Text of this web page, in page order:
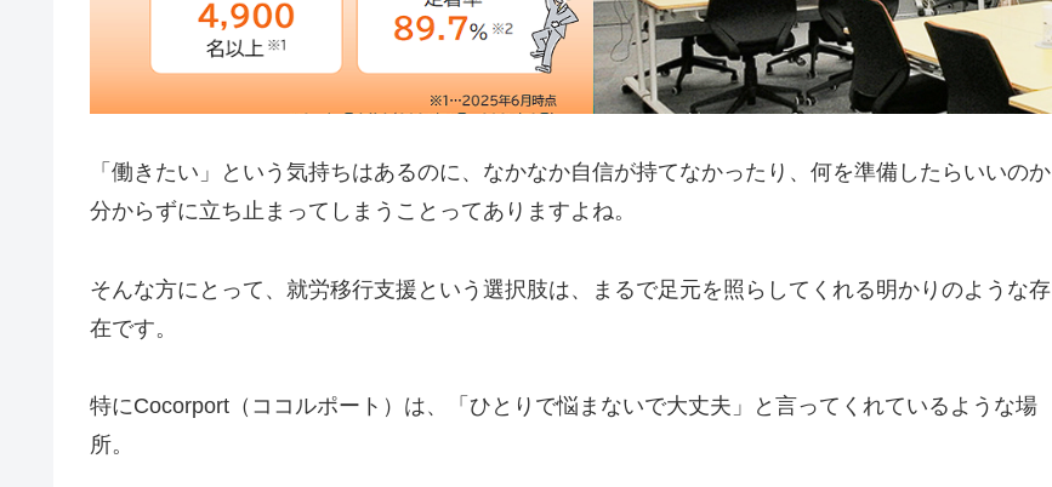
「働きたい」という気持ちはあるのに、なかなか自信が持てなかったり、何を準備したらいいのか
分からずに立ち止まってしまうことってありますよね。
そんな方にとって、就労移行支援という選択肢は、まるで足元を照らしてくれる明かりのような存
在です。
特にCocorport（ココルポート）は、「ひとりで悩まないで大丈夫」と言ってくれているような場
所。